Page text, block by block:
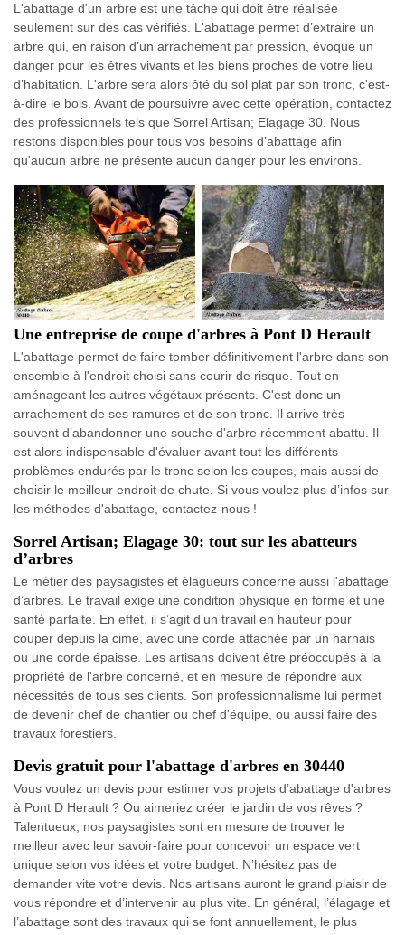
L'abattage d'un arbre est une tâche qui doit être réalisée
seulement sur des cas vérifiés. L'abattage permet d’extraire un
arbre qui, en raison d’un arrachement par pression, évoque un
danger pour les êtres vivants et les biens proches de votre lieu
d’habitation. L'arbre sera alors ôté du sol plat par son tronc, c'est-
à-dire le bois. Avant de poursuivre avec cette opération, contactez
des professionnels tels que Sorrel Artisan; Elagage 30. Nous
restons disponibles pour tous vos besoins d’abattage afin
qu'aucun arbre ne présente aucun danger pour les environs.
Une entreprise de coupe d'arbres à Pont D Herault
L'abattage permet de faire tomber définitivement l'arbre dans son
ensemble à l'endroit choisi sans courir de risque. Tout en
aménageant les autres végétaux présents. C'est donc un
arrachement de ses ramures et de son tronc. Il arrive très
souvent d’abandonner une souche d'arbre récemment abattu. Il
est alors indispensable d'évaluer avant tout les différents
problèmes endurés par le tronc selon les coupes, mais aussi de
choisir le meilleur endroit de chute. Si vous voulez plus d’infos sur
les méthodes d'abattage, contactez-nous !
Sorrel Artisan; Elagage 30: tout sur les abatteurs
d’arbres
Le métier des paysagistes et élagueurs concerne aussi l'abattage
d’arbres. Le travail exige une condition physique en forme et une
santé parfaite. En effet, il s’agit d’un travail en hauteur pour
couper depuis la cime, avec une corde attachée par un harnais
ou une corde épaisse. Les artisans doivent être préoccupés à la
propriété de l'arbre concerné, et en mesure de répondre aux
nécessités de tous ses clients. Son professionnalisme lui permet
de devenir chef de chantier ou chef d'équipe, ou aussi faire des
travaux forestiers.
Devis gratuit pour l'abattage d'arbres en 30440
Vous voulez un devis pour estimer vos projets d’abattage d'arbres
à Pont D Herault ? Ou aimeriez créer le jardin de vos rêves ?
Talentueux, nos paysagistes sont en mesure de trouver le
meilleur avec leur savoir-faire pour concevoir un espace vert
unique selon vos idées et votre budget. N’hésitez pas de
demander vite votre devis. Nos artisans auront le grand plaisir de
vous répondre et d’intervenir au plus vite. En général, l’élagage et
l’abattage sont des travaux qui se font annuellement, le plus